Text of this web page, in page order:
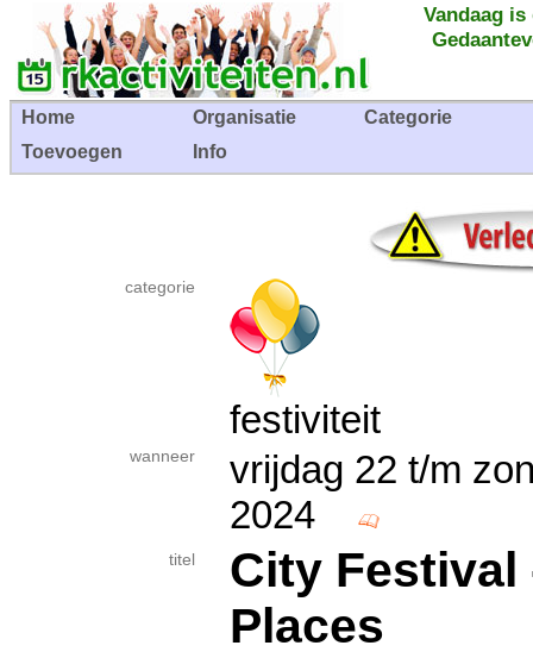
Vandaag
Home Organisatie
Categorie
Toevoegen
Info
categorie
festiviteit
wanneer
vrijdag 22 t/m
2024
titel
City Festival
Places